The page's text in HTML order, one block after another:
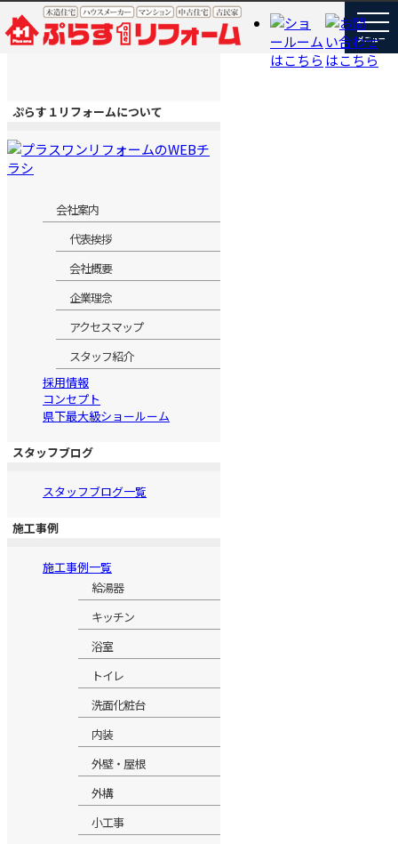
ぷらす１リフォームについて
会社案内
代表挨拶
会社概要
企業理念
アクセスマップ
スタッフ紹介
採用情報
コンセプト
県下最大級ショールーム
スタッフブログ
スタッフブログ一覧
施工事例
施工事例一覧
給湯器
キッチン
浴室
トイレ
洗面化粧台
内装
外壁・屋根
外構
小工事